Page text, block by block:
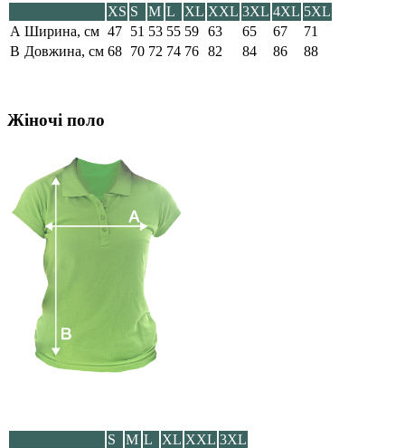
XS S M L XL XXL 3XL 4XL 5XL
A Ширина, см 47 51 53 55 59 63 65 67
71
B Довжина, см 68 70 72 74 76 82 84 86 88
Жіночі поло
S M L XL XXL 3XL